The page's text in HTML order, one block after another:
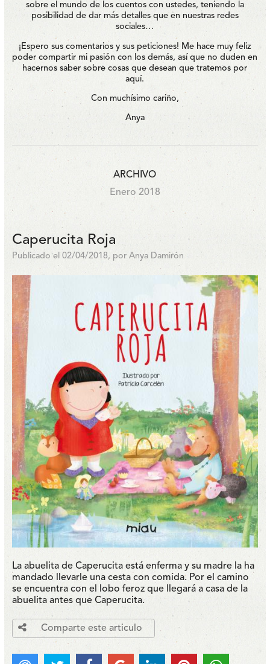
sobre el mundo de los cuentos con ustedes, teniendo la
posibilidad de dar más detalles que en nuestras redes
sociales…
¡Espero sus comentarios y sus peticiones! Me hace muy feliz
poder compartir mi pasión con los demás, así que no duden en
hacernos saber sobre cosas que desean que tratemos por
aquí.
Con muchísimo cariño,
Anya
ARCHIVO
Enero 2018
Caperucita Roja
Publicado el 02/04/2018, por Anya Damirón
La abuelita de Caperucita está enferma y su madre la ha
mandado llevarle una cesta con comida. Por el camino
se encuentra con el lobo feroz que llegará a casa de la
abuelita antes que Caperucita.
Comparte este articulo